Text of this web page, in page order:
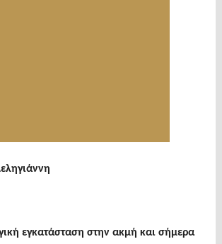
εγκατάσταση στην ακμή και σήμερα